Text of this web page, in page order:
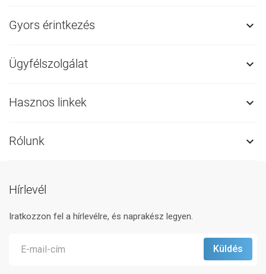
Gyors érintkezés 
Ügyfélszolgálat 
Hasznos linkek 
Rólunk 
Hírlevél
Iratkozzon fel a hírlevélre, és naprakész legyen.